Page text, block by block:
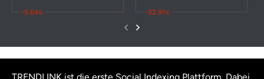
-5.64% -32.91%